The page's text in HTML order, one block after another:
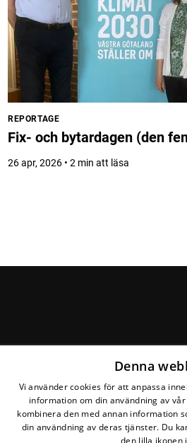
REPORTAGE
Fix- och bytardagen (den
26 apr, 2026 • 2 min att läsa
Denna
Vi använder cookies för att anpassa
information om din användning av
kombinera den med annan information
din användning av deras tjänster. Du
den lilla ikonen